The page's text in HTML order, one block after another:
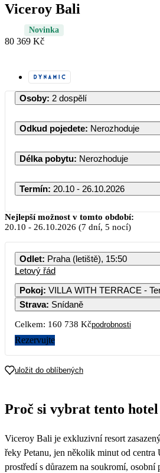
Viceroy Bali
Novinka
80 369 Kč
Osoby: 2 dospělí
Odkud pojedete: Nerozhoduje
Délka pobytu: Nerozhoduje
Termín: 20.10 - 26.10.2026
Říjen
PO ÚT ST ČT
146 899
5 6
12
96 509
19
90 609
20
80 369
93 789 82 619 85 839 85 309
Nejlepší možnost v tomto období:
20.10 - 26.10.2026 (7 dní, 5 nocí)
Odlet: Praha (letiště), 15:50
Letový řád
Pokoj: VILLA WITH TERRACE -
Strava: Snídaně
Celkem: 160 738 Kčpodrobnosti
Rezervujte
uložit do oblíbených
Proč si vybrat tento hotel
Viceroy Bali je exkluzivní resort
řeky Petanu, jen několik minut od
prostředí s důrazem na soukromí, osobní